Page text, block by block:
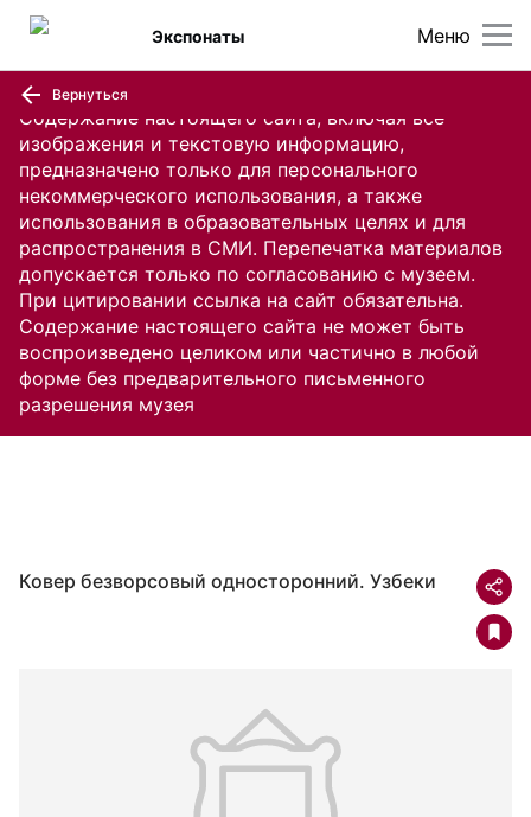
Содержание настоящего сайта, включая все
изображения и текстовую информацию,
предназначено только для персонального
некоммерческого использования, а также
использования в образовательных целях и для
распространения в СМИ. Перепечатка материалов
допускается только по согласованию с музеем.
При цитировании ссылка на сайт обязательна.
Содержание настоящего сайта не может быть
воспроизведено целиком или частично в любой
форме без предварительного письменного
разрешения музея
Меню
Экспонаты
Вернуться
Ковер безворсовый односторонний. Узбеки